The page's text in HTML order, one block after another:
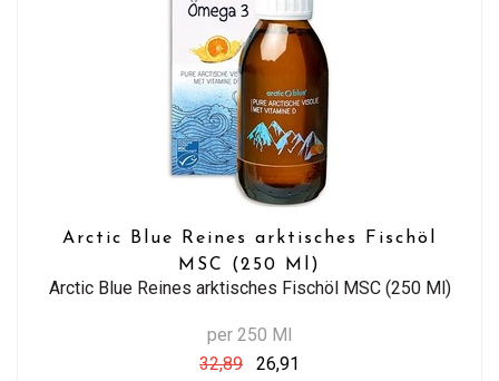
Arctic Blue Reines arktisches Fischöl
MSC (250 Ml)
Arctic Blue Reines arktisches Fischöl MSC (250 Ml)
per 250 Ml
32,89
26,91